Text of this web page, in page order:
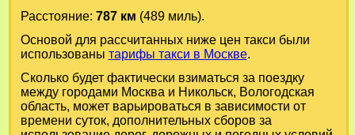
Расстояние: 787 км (489 миль).
Основой для рассчитанных ниже цен такси были
использованы тарифы такси в Москве.
Сколько будет фактически взиматься за поездку
между городами Москваи Никольск, Вологодская
область, может варьироваться в зависимости от
времени суток, дополнительных сборов за